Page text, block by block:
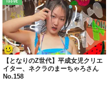
作ってます！
！（その理由は？）
イン、ミカサが
と大好きです💗
て、強い！
ISSUE
【となりのZ世代】平成女児クリエ
イター、ネクラのまーちゃろさん
No.158